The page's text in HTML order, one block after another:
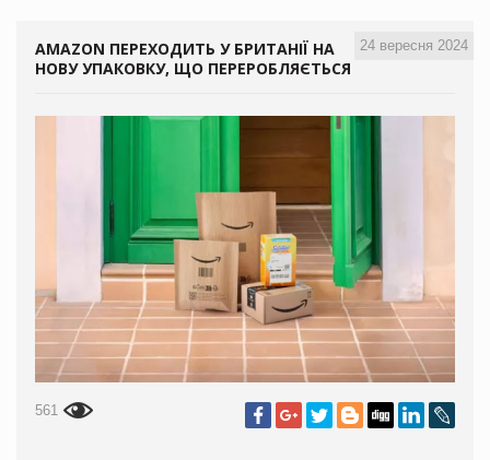
24 вересня 2024
AMAZON ПЕРЕХОДИТЬ У БРИТАНІЇ НА
НОВУ УПАКОВКУ, ЩО ПЕРЕРОБЛЯЄТЬСЯ
561